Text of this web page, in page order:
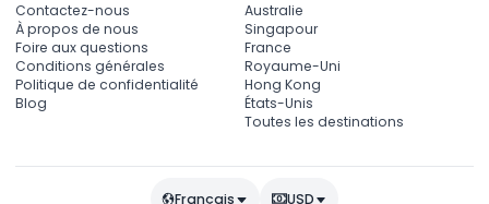
Contactez-nous
À propos de nous
Foire aux questions
Conditions générales
Politique de confidentialité
Blog
Australie
Singapour
France
Royaume-Uni
Hong Kong
États-Unis
Toutes les destinations
Français USD